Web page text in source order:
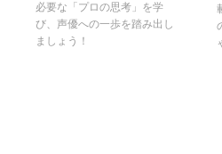
必要な「プロの思考」を学
び、声優への一歩を踏み出し
ましょう！